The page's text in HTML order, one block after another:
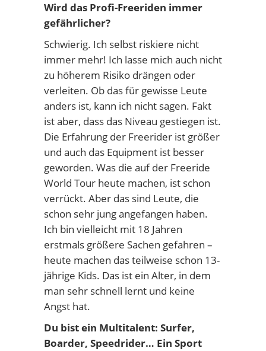
Wird das Profi-Freeriden immer
gefährlicher?
Schwierig. Ich selbst riskiere nicht
immer mehr! Ich lasse mich auch nicht
zu höherem Risiko drängen oder
verleiten. Ob das für gewisse Leute
anders ist, kann ich nicht sagen. Fakt
ist aber, dass das Niveau gestiegen ist.
Die Erfahrung der Freerider ist größer
und auch das Equipment ist besser
geworden. Was die auf der Freeride
World Tour heute machen, ist schon
verrückt. Aber das sind Leute, die
schon sehr jung angefangen haben.
Ich bin vielleicht mit 18 Jahren
erstmals größere Sachen gefahren –
heute machen das teilweise schon 13-
jährige Kids. Das ist ein Alter, in dem
man sehr schnell lernt und keine
Angst hat.
Du bist ein Multitalent: Surfer,
Boarder, Speedrider… Ein Sport